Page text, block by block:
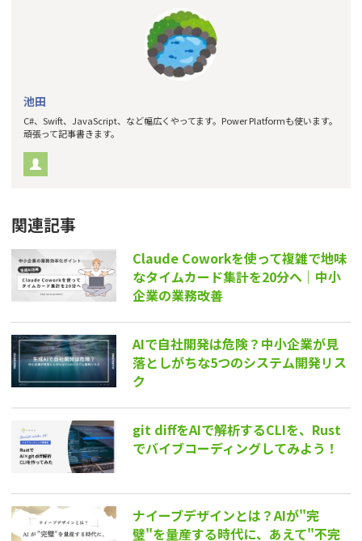
池田
C#、Swift、JavaScript、など幅広くやってます。Power Platformも使います。
頑張って記事書きます。
関連記事
Claude Coworkを使って複雑で地味
なタイムカード集計を20分へ｜中小
企業の業務改善
AIで自社開発は危険？中小企業が見
落としがちな5つのシステム開発リス
ク
git diffをAIで解析するCLIを、Rust
でバイブコーディングしてみよう！
ナイーブデザインとは？AIが"完
璧"を量産する時代に、あえて"不完